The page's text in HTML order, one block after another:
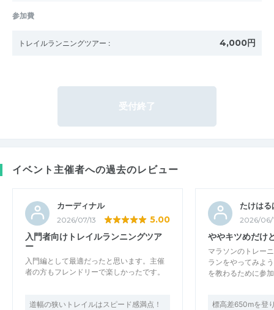
参加費
トレイルランニングツアー : 4,000円
受付終了
イベント主催者への過去のレビュー
カーディナル
2026/07/13 5.00
入門者向けトレイルランニングツア
ー
入門編として最適だったと思います。主催
者の方もフレンドリーで楽しかったです。
道幅の狭いトレイルはスピード感満点！
たけはる
2026/06/
ややキツめだけ
マラソンのトレー
ランをやってみよ
を教わるために参
標高差650mを登